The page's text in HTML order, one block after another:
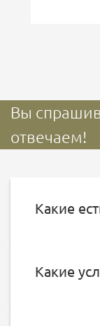
Вы
отвечаем!
Какие
Какие